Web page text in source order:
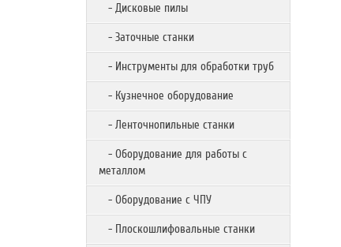
- Дисковые пилы
- Заточные станки
- Инструменты для обработки труб
- Кузнечное оборудование
- Ленточнопильные станки
- Оборудование для работы с
металлом
- Оборудование с ЧПУ
- Плоскошлифовальные станки